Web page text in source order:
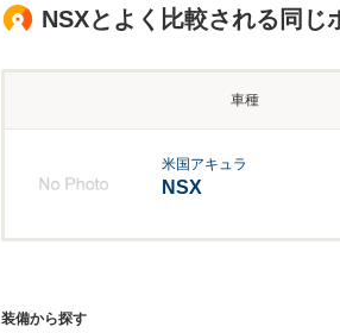
NSXとよく比較される同じ
車種
米国アキュラ
NSX
装備から探す